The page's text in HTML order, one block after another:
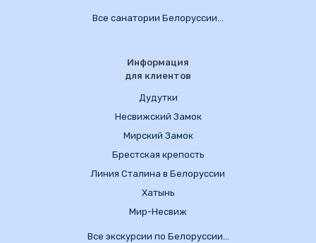
Все санатории Белоруссии…
Информация
для клиентов
Дудутки
Несвижский Замок
Мирский Замок
Брестская крепость
Линия Сталина в Белоруссии
Хатынь
Мир-Несвиж
Все экскурсии по Белоруссии…